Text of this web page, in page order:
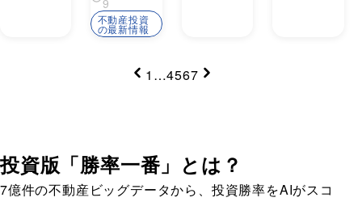
不動産投資
の最新情報
1 …4567
投資版「勝率一番」とは？
7億件の不動産ビッグデータから、投資勝率をAIがスコ